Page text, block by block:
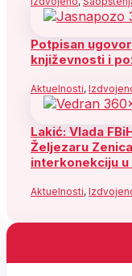
Potpisan
književnosti i
Aktuelnosti,
Lakić: Vlada
Željezaru
interkonekciju
Aktuelnosti,